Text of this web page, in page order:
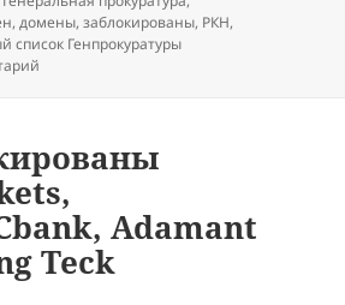
,домены,заблокированы, РКН,
список Генпрокуратуры
Adamant
Teck